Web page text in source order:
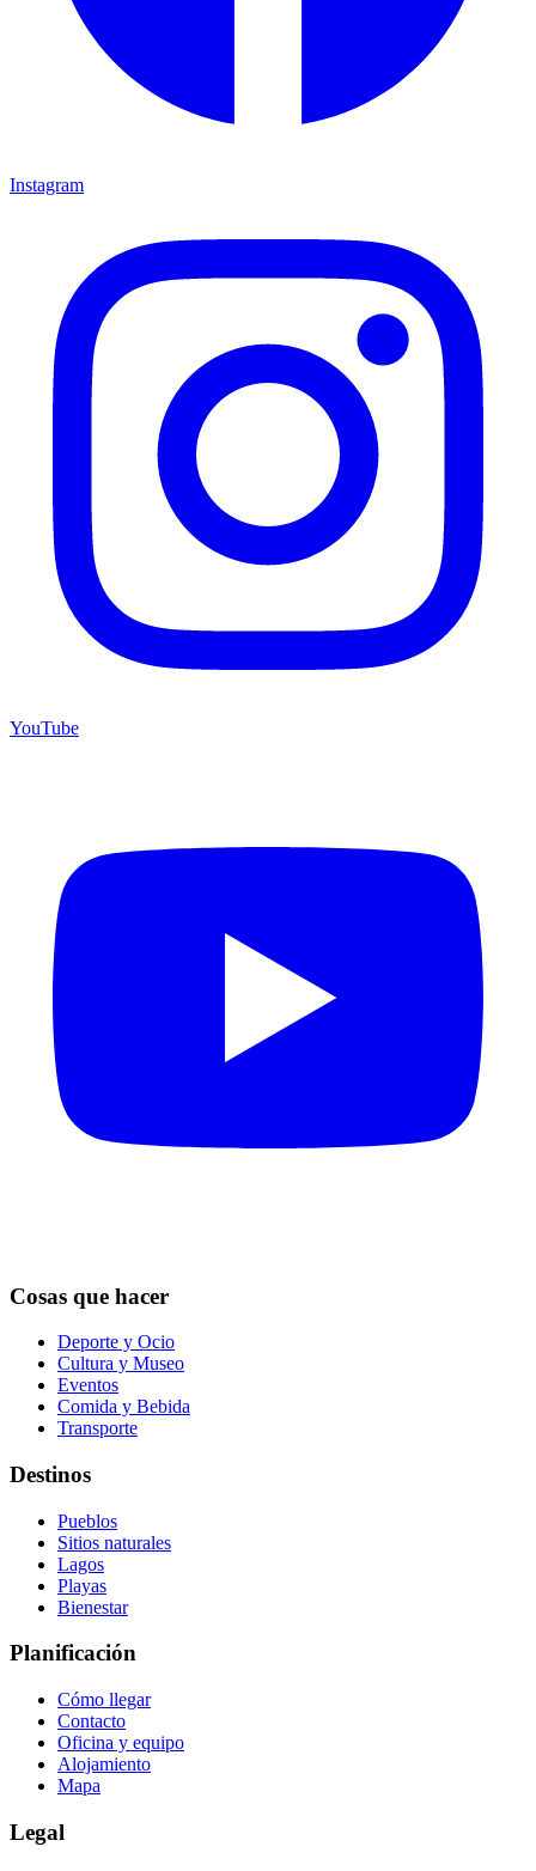
Instagram
YouTube
Cosas que hacer
Deporte y Ocio
Cultura y Museo
Eventos
Comida y Bebida
Transporte
Destinos
Pueblos
Sitios naturales
Lagos
Playas
Bienestar
Planificación
Cómo llegar
Contacto
Oficina y equipo
Alojamiento
Mapa
Legal